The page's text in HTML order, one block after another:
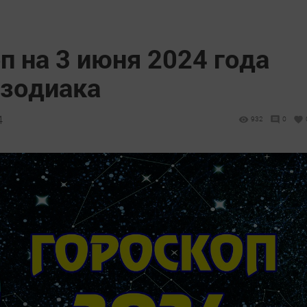
на 3 июня 2024 года
932 0